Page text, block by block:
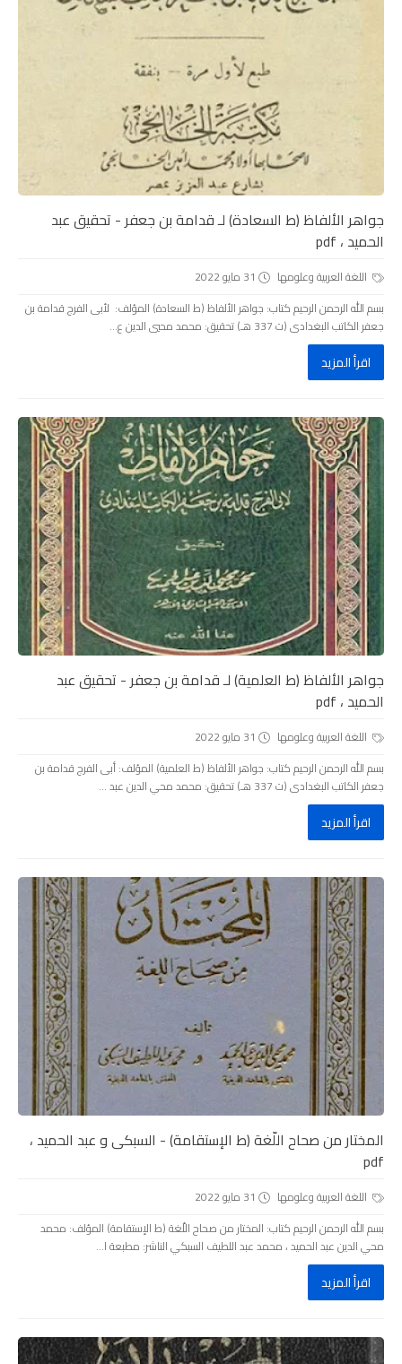
جواهر الألفاظ (ط السعادة) لـ قدامة بن جعفر - تحقيق عبد
الحميد ، pdf
اللغة العربية وعلومها
31 مايو 2022
بسم الله الرحمن الرحيم كتاب: جواهر الألفاظ (ط السعادة) المؤلف: لأبى الفرج قدامة بن
جعفر الكاتب البغدادى (ت 337 هـ) تحقيق: محمد محيي الدين ع...
اقرأ المزيد
جواهر الألفاظ (ط العلمية) لـ قدامة بن جعفر - تحقيق عبد
الحميد ، pdf
اللغة العربية وعلومها
31 مايو 2022
بسم الله الرحمن الرحيم كتاب: جواهر الألفاظ (ط العلمية) المؤلف: أبى الفرج قدامة بن
جعفر الكاتب البغدادى (ت 337 هـ) تحقيق: محمد محي الدين عبد ...
اقرأ المزيد
المختار من صحاح اللّغة (ط الإستقامة) - السبكى و عبد الحميد ،
pdf
اللغة العربية وعلومها
31 مايو 2022
بسم الله الرحمن الرحيم كتاب: المختار من صحاح اللّغة (ط الإستقامة) المؤلف: محمد
محي الدين عبد الحميد ، محمد عبد اللطيف السبكي الناشر: مطبعة ا...
اقرأ المزيد